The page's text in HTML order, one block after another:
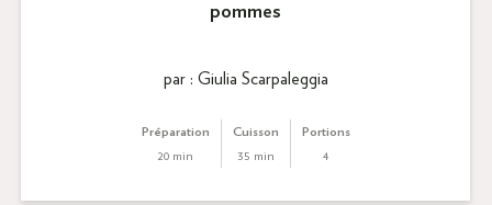
pommes
par : Giulia Scarpaleggia
Préparation
20 min
Cuisson
35 min
Portions
4